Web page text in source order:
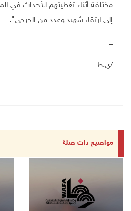
مختلفة أثناء تغطيتهم للأحداث في
إلى ارتقاء شهيد وعدد من الجرحى".
ــــ
/ي.ط
مواضيع ذات صلة